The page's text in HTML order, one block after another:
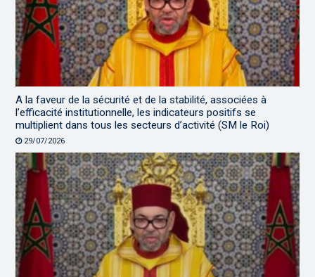
A la faveur de la sécurité et de la stabilité, associées à
l’efficacité institutionnelle, les indicateurs positifs se
multiplient dans tous les secteurs d’activité (SM le Roi)
29/07/2026